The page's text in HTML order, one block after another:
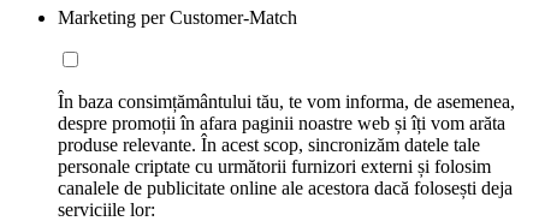
Marketing per Customer-Match
În baza consimțământului tău, te vom informa, de asemenea,
despre promoții în afara paginii noastre web și îți vom arăta
produse relevante. În acest scop, sincronizăm datele tale
personale criptate cu următorii furnizori externi și folosim
canalele de publicitate online ale acestora dacă folosești deja
serviciile lor: